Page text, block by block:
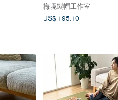
梅境製帽工作室
US$ 195.10